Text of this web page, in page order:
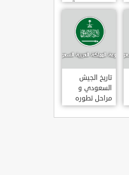
بن عبد العزيز آل
سعود
تاريخ الجيش
السعودي و
مراحل تطوره